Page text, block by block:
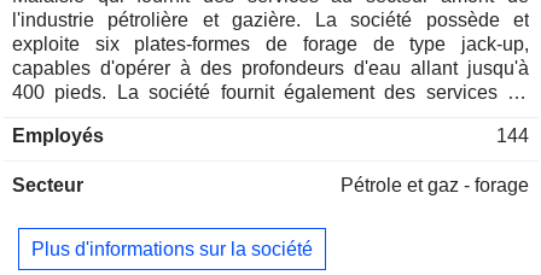
l'industrie pétrolière et gazière. La société possède et
exploite six plates-formes de forage de type jack-up,
capables d'opérer à des profondeurs d'eau allant jusqu'à
400 pieds. La société fournit également des services de
reconditionnement hydraulique. En outre, elle fournit des
répondre aux besoins de ses clients. La société compte
est principalement impliqué dans la fourniture de services
de forage au secteur pétrolier et gazier en amont. Ce
Employés 144
Secteur Pétrole et gaz - forage
Plus d'informations sur la société